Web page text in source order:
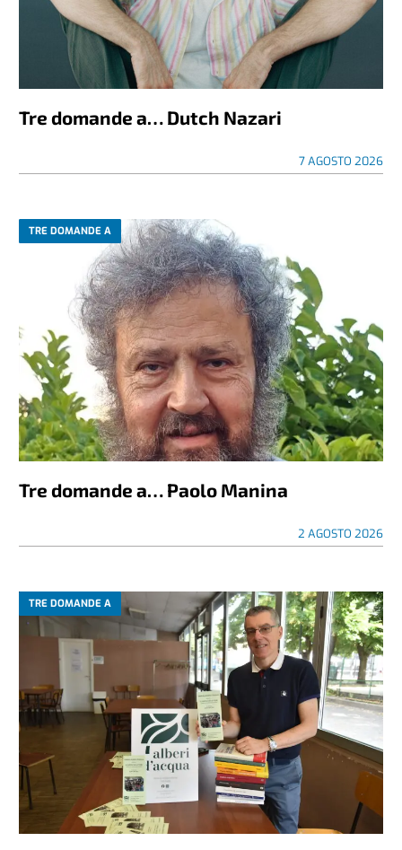
Tre domande a… Dutch Nazari
7 AGOSTO 2026
TRE DOMANDE A
Tre domande a… Paolo Manina
2 AGOSTO 2026
TRE DOMANDE A